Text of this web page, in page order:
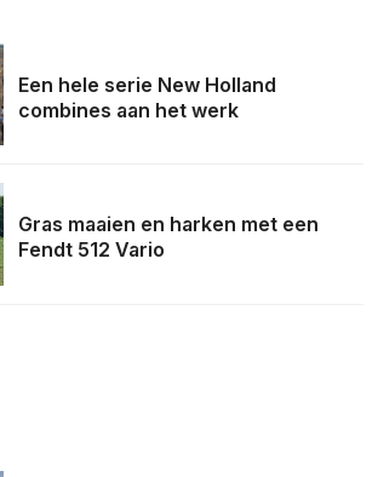
Een hele serie New Holland
combines aan het werk
Gras maaien en harken met een
Fendt 512 Vario